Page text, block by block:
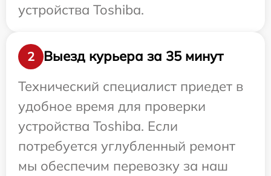
устройства Toshiba.
2
Выезд курьера за 35 минут
Технический специалист приедет в
удобное время для проверки
устройства Toshiba. Если
потребуется углубленный ремонт
мы обеспечим перевозку за наш